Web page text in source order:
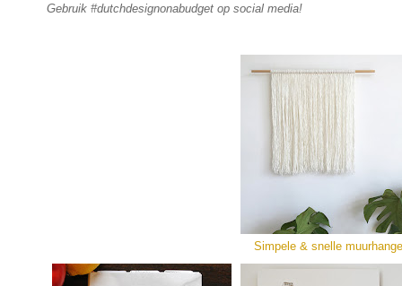
Gebruik #dutchdesignonabudget op social media!
Simpele & snelle